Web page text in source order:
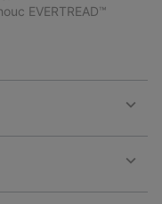
EVERTREAD™
or
or